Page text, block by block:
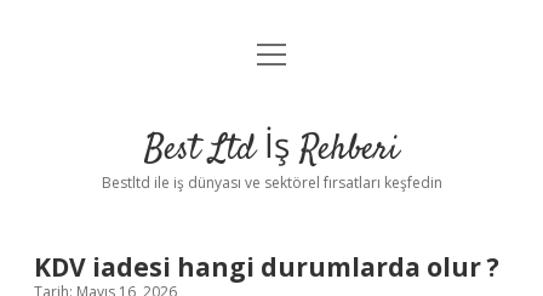
Anasayfa
Yasal Uyarı
menüyü
Best Ltd İş Rehberi
Bestltd ile iş dünyası ve sektörel fırsatları keşfedin
KDV iadesi hangi durumlarda olur ?
Tarih: Mayıs 16, 2026